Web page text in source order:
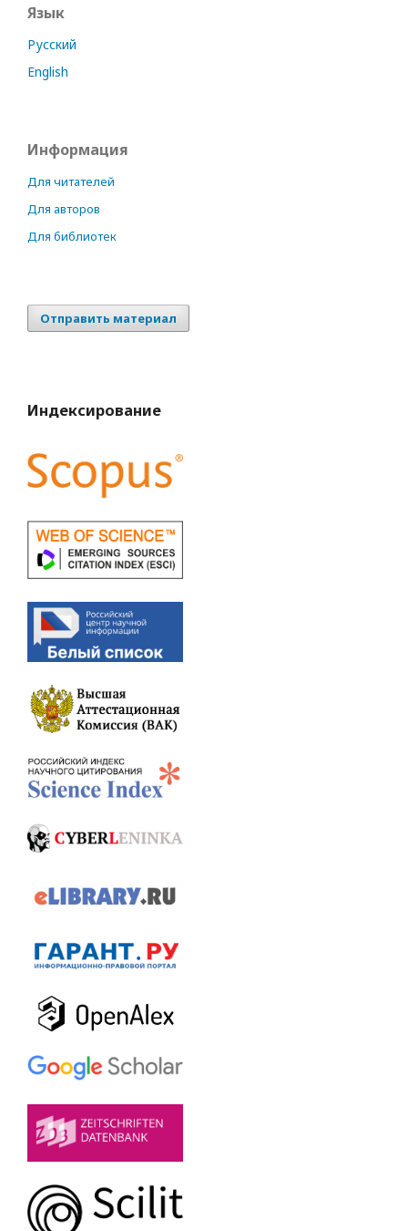
Язык
Русский
English
Информация
Для читателей
Для авторов
Для библиотек
Отправить материал
Индексирование